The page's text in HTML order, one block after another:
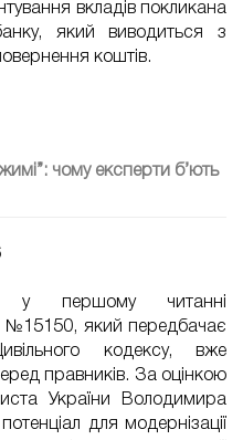
вкладів покликана
який виводиться з
коштів.
чому експерти б’ють
у першому читанні
№15150, який передбачає
кодексу, вже
правників. За оцінкою
України Володимира
для модернізації